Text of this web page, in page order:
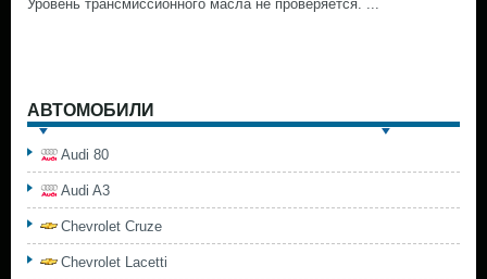
Уровень трансмиссионного масла не проверяется. ...
АВТОМОБИЛИ
Audi 80
Audi A3
Chevrolet Cruze
Chevrolet Lacetti